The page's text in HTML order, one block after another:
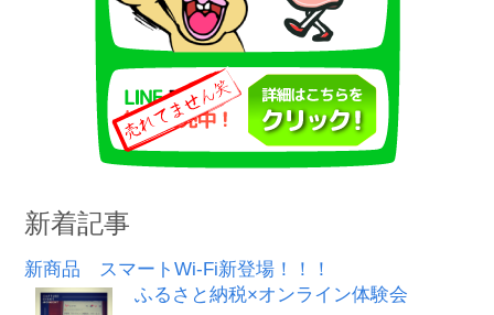
新着記事
新商品 スマートWi-Fi新登場！！！
ふるさと納税×オンライン体験会